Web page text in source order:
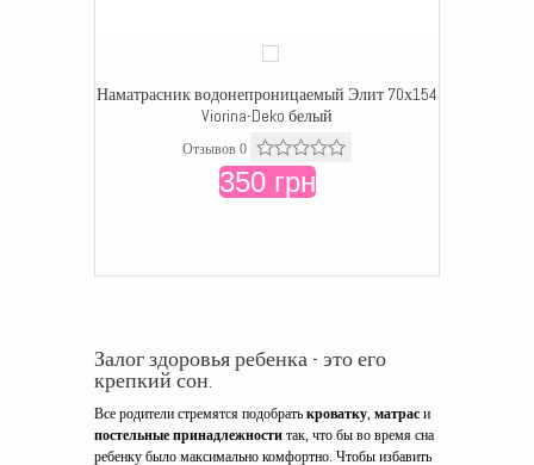
Наматрасник водонепроницаемый Элит 70х154
Viorina-Deko белый
Отзывов 0
350 грн
Залог здоровья ребенка - это его
крепкий сон.
Все родители стремятся подобрать кроватку, матрас и
постельные принадлежности так, что бы во время сна
ребенку было максимально комфортно. Чтобы избавить